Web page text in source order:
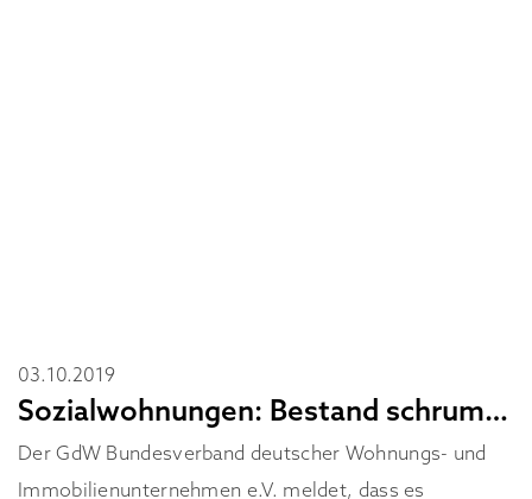
03.10.2019
Sozialwohnungen: Bestand schrumpft weiter
Der GdW Bundesverband deutscher Wohnungs- und
Immobilienunternehmen e.V. meldet, dass es